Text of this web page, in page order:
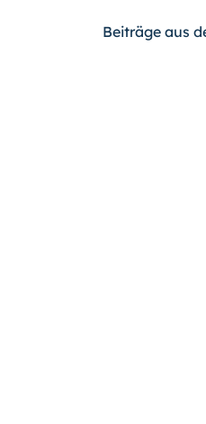
Beiträge aus